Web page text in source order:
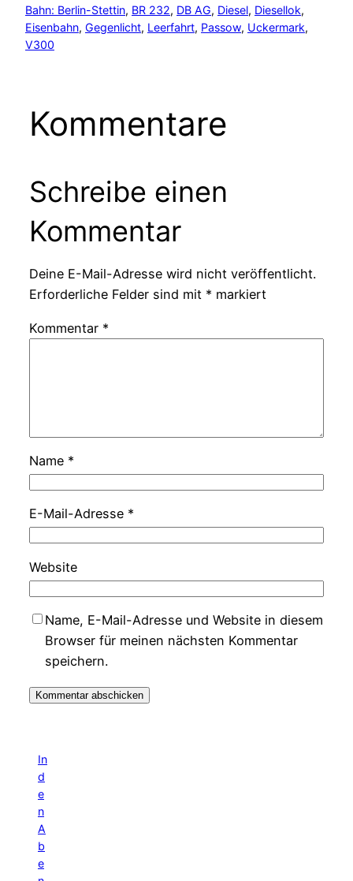
Bahn: Berlin-Stettin, BR 232, DB AG, Diesel, Diesellok
Eisenbahn, Gegenlicht, Leerfahrt, Passow, Uckermark
V300
Kommentare
Schreibe einen
Kommentar
Deine E-Mail-Adresse wird nicht veröffentlicht.
Erforderliche Felder sind mit * markiert
Kommentar *
Name *
E-Mail-Adresse *
Website
Name, E-Mail-Adresse und Website in diesem
Browser für meinen nächsten Kommentar
speichern.
In
d
e
n
A
b
e